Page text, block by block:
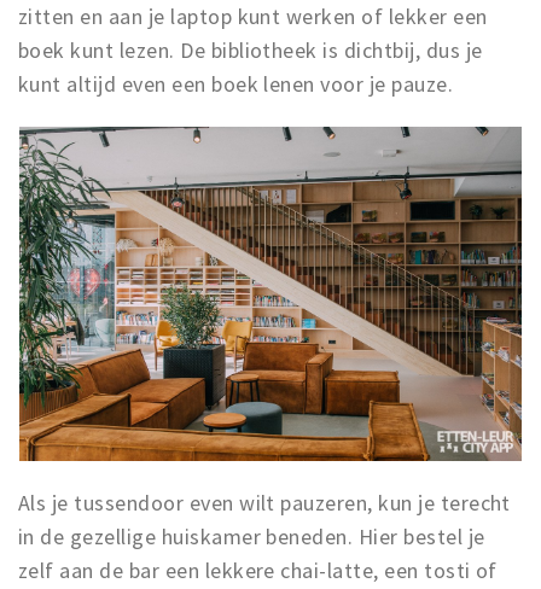
Drinken
Slapen
Recreatief
Winkels
Winkelgebieden
Deals
Parkeren
Inloggen
zitten en aan je laptop kunt werken of lekker een
boek kunt lezen. De bibliotheek is dichtbij, dus je
kunt altijd even een boek lenen voor je pauze.
Als je tussendoor even wilt pauzeren, kun je terecht
in de gezellige huiskamer beneden. Hier bestel je
zelf aan de bar een lekkere chai-latte, een tosti of